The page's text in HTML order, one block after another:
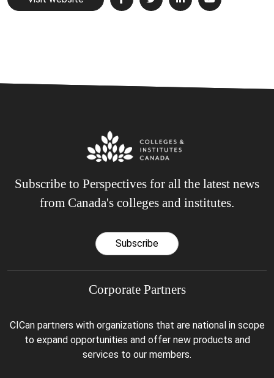
Subscribe to Perspectives for all the latest news
from Canada's colleges and institutes.
Subscribe
Corporate Partners
CICan partners with organizations that are national in scope
to expand opportunities and offer new products and
services to our members.